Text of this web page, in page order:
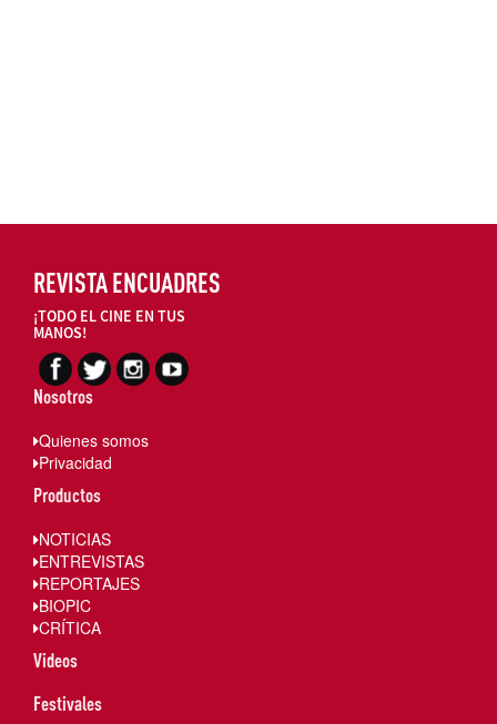
REVISTA ENCUADRES
¡TODO EL CINE EN TUS
MANOS!
Nosotros
Quienes somos
Privacidad
Productos
NOTICIAS
ENTREVISTAS
REPORTAJES
BIOPIC
CRÍTICA
Videos
Festivales